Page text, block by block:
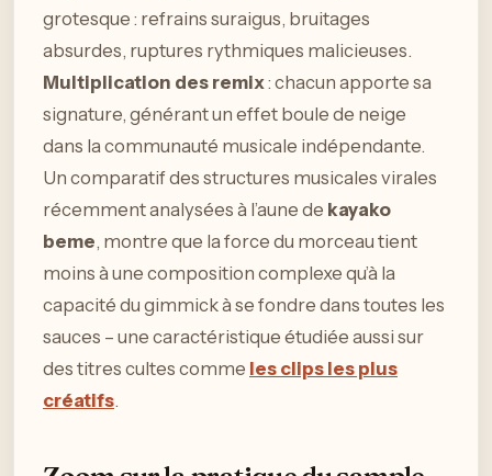
grotesque : refrains suraigus, bruitages
absurdes, ruptures rythmiques malicieuses.
Multiplication des remix: chacun apporte sa
signature, générant un effet boule de neige
dans la communauté musicale indépendante.
Un comparatif des structures musicales virales
récemment analysées à l’aune de kayako
beme, montre que la force du morceau tient
moins à une composition complexe qu’à la
capacité du gimmick à se fondre dans toutes les
sauces – une caractéristique étudiée aussi sur
des titres cultes comme les clips les plus
créatifs.